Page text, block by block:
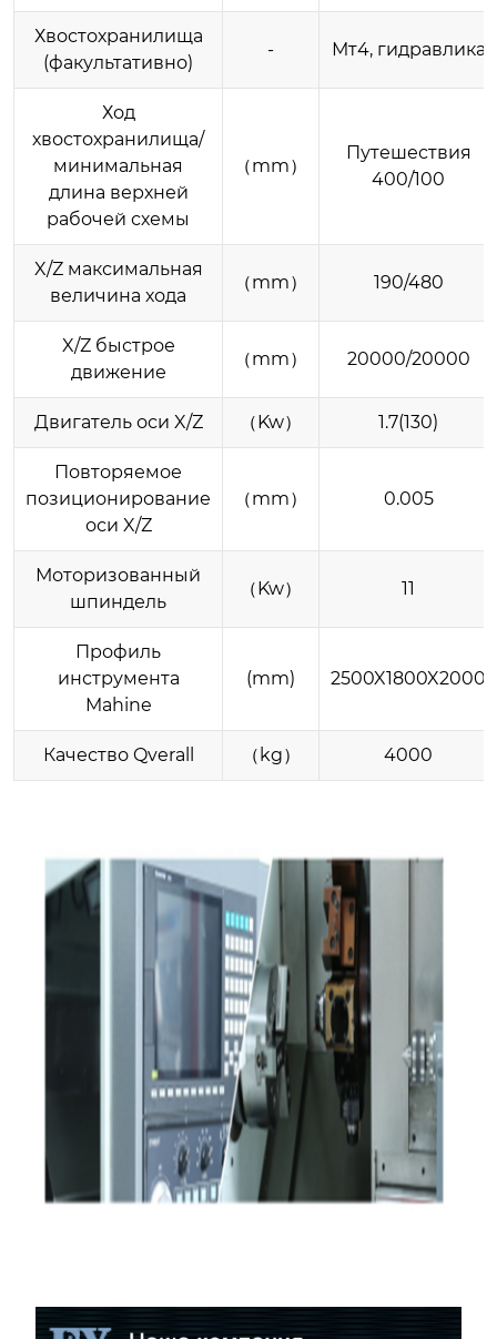
Хвостохранилища
(факультативно)
- Мт4, гидравлика
Ход
хвостохранилища/
минимальная
длина верхней
рабочей схемы
（mm）
Путешествия
400/100
X/Z максимальная
величина хода
（mm） 190/480
X/Z быстрое
движение
（mm） 20000/20000
Двигатель оси X/Z （Kw） 1.7(130)
Повторяемое
позиционирование
оси X/Z
（mm） 0.005
Моторизованный
шпиндель
（Kw） 11
Профиль
инструмента
Mahine
(mm) 2500X1800X2000
Качество Qverall （kg） 4000